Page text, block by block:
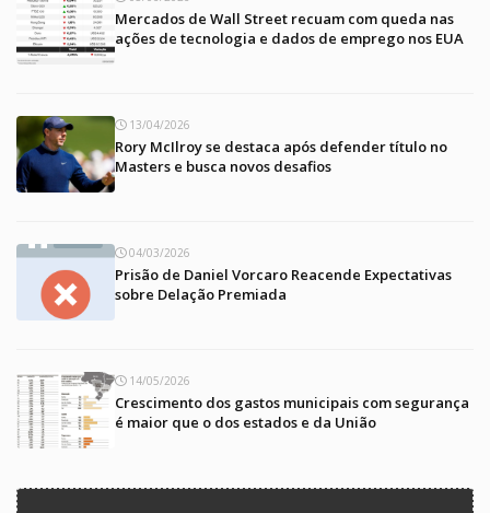
Mercados de Wall Street recuam com queda nas
ações de tecnologia e dados de emprego nos EUA
13/04/2026
Rory McIlroy se destaca após defender título no
Masters e busca novos desafios
04/03/2026
Prisão de Daniel Vorcaro Reacende Expectativas
sobre Delação Premiada
14/05/2026
Crescimento dos gastos municipais com segurança
é maior que o dos estados e da União